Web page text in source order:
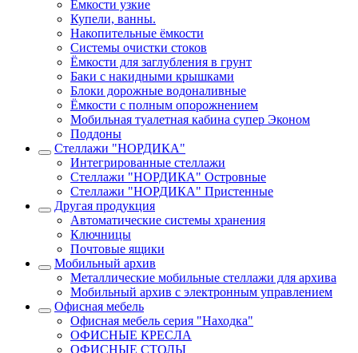
Ёмкости узкие
Купели, ванны.
Накопительные ёмкости
Системы очистки стоков
Ёмкости для заглубления в грунт
Баки с накидными крышками
Блоки дорожные водоналивные
Ёмкости с полным опорожнением
Мобильная туалетная кабина супер Эконом
Поддоны
Стеллажи "НОРДИКА"
Интегрированные стеллажи
Стеллажи "НОРДИКА" Островные
Стеллажи "НОРДИКА" Пристенные
Другая продукция
Автоматические системы хранения
Ключницы
Почтовые ящики
Мобильный архив
Металлические мобильные стеллажи для архива
Мобильный архив с электронным управлением
Офисная мебель
Офисная мебель серия "Находка"
ОФИСНЫЕ КРЕСЛА
ОФИСНЫЕ СТОЛЫ